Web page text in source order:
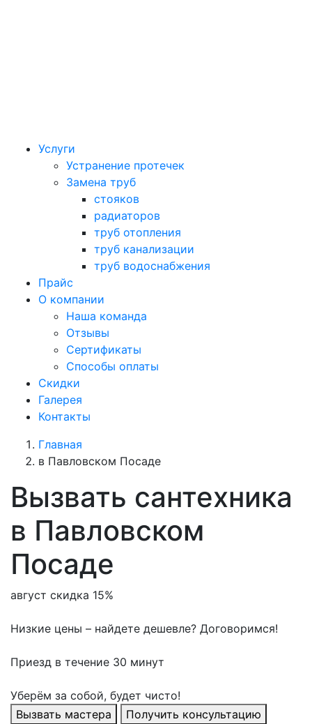
Услуги
Устранение протечек
Замена труб
стояков
радиаторов
труб отопления
труб канализации
труб водоснабжения
Прайс
О компании
Наша команда
Отзывы
Сертификаты
Способы оплаты
Скидки
Галерея
Контакты
Главная
в Павловском Посаде
Вызвать сантехника
в Павловском
Посаде
август скидка 15%
Низкие цены – найдете дешевле? Договоримся!
Приезд в течение 30 минут
Уберём за собой, будет чисто!
Вызвать мастера
Получить консультацию